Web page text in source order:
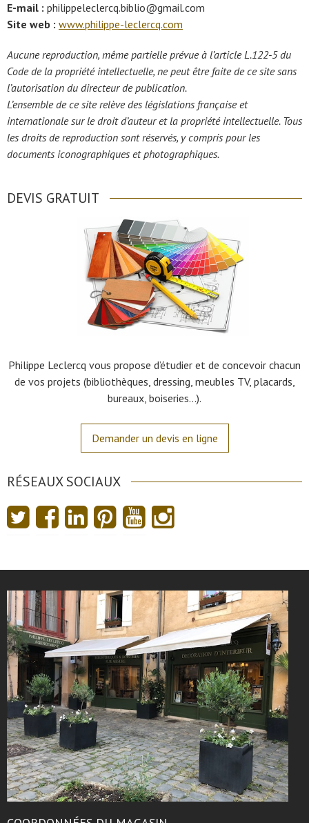
E-mail : philippeleclercq.biblio@gmail.com
Site web : www.philippe-leclercq.com
Aucune reproduction, même partielle prévue à l’article L.122-5 du
Code de la propriété intellectuelle, ne peut être faite de ce site sans
l’autorisation du directeur de publication.
L’ensemble de ce site relève des législations française et
internationale sur le droit d’auteur et la propriété intellectuelle. Tous
les droits de reproduction sont réservés, y compris pour les
documents iconographiques et photographiques.
DEVIS GRATUIT
Philippe Leclercq vous propose d’étudier et de concevoir chacun
de vos projets (bibliothèques, dressing, meubles TV, placards,
bureaux, boiseries…).
Demander un devis en ligne
RÉSEAUX SOCIAUX